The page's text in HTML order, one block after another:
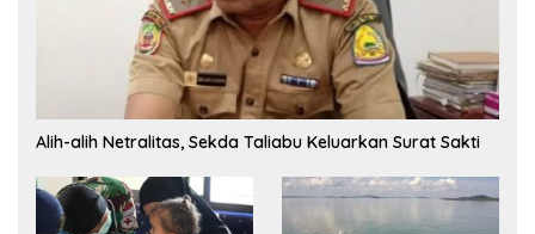
Alih-alih Netralitas, Sekda Taliabu Keluarkan Surat Sakti